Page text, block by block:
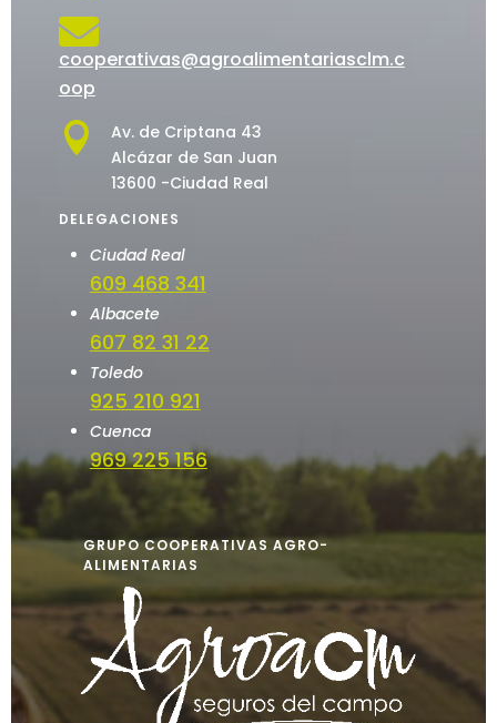

cooperativas@agroalimentariasclm.c
oop

Av. de Criptana 43
Alcázar de San Juan
13600 -Ciudad Real
DELEGACIONES
Ciudad Real
609 468 341
Albacete
607 82 31 22
Toledo
925 210 921
Cuenca
969 225 156
GRUPO COOPERATIVAS AGRO-
ALIMENTARIAS